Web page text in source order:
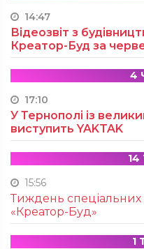
14:47
Відеозвіт з
Креатор-Буд за
4
17:10
У Тернополі із
виступить YAKTAK
15:56
Тиждень
«Креатор-Буд»
1